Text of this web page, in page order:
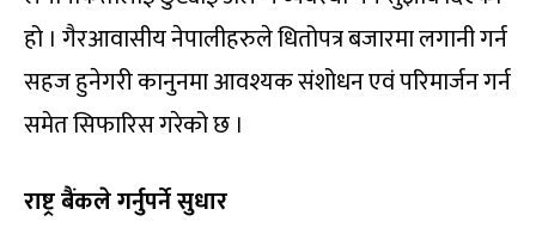
हो । गैरआवासीय नेपालीहरुले धितोपत्र बजारमा लगानी गर्न
सहज हुनेगरी कानुनमा आवश्यक संशोधन एवं परिमार्जन गर्न
समेत सिफारिस गरेको छ ।
राष्ट्र बैंकले गर्नुपर्ने सुधार